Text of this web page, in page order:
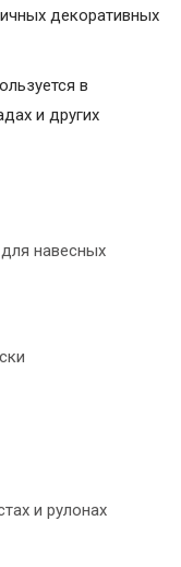
декоративных
в
и других
навесных
и рулонах